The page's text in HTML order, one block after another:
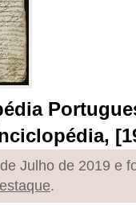
Julho de 2019 e
.